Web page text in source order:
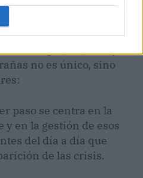
del
no es único, sino
paso se centra en la
en la gestión de esos
del día a día que
de las crisis.